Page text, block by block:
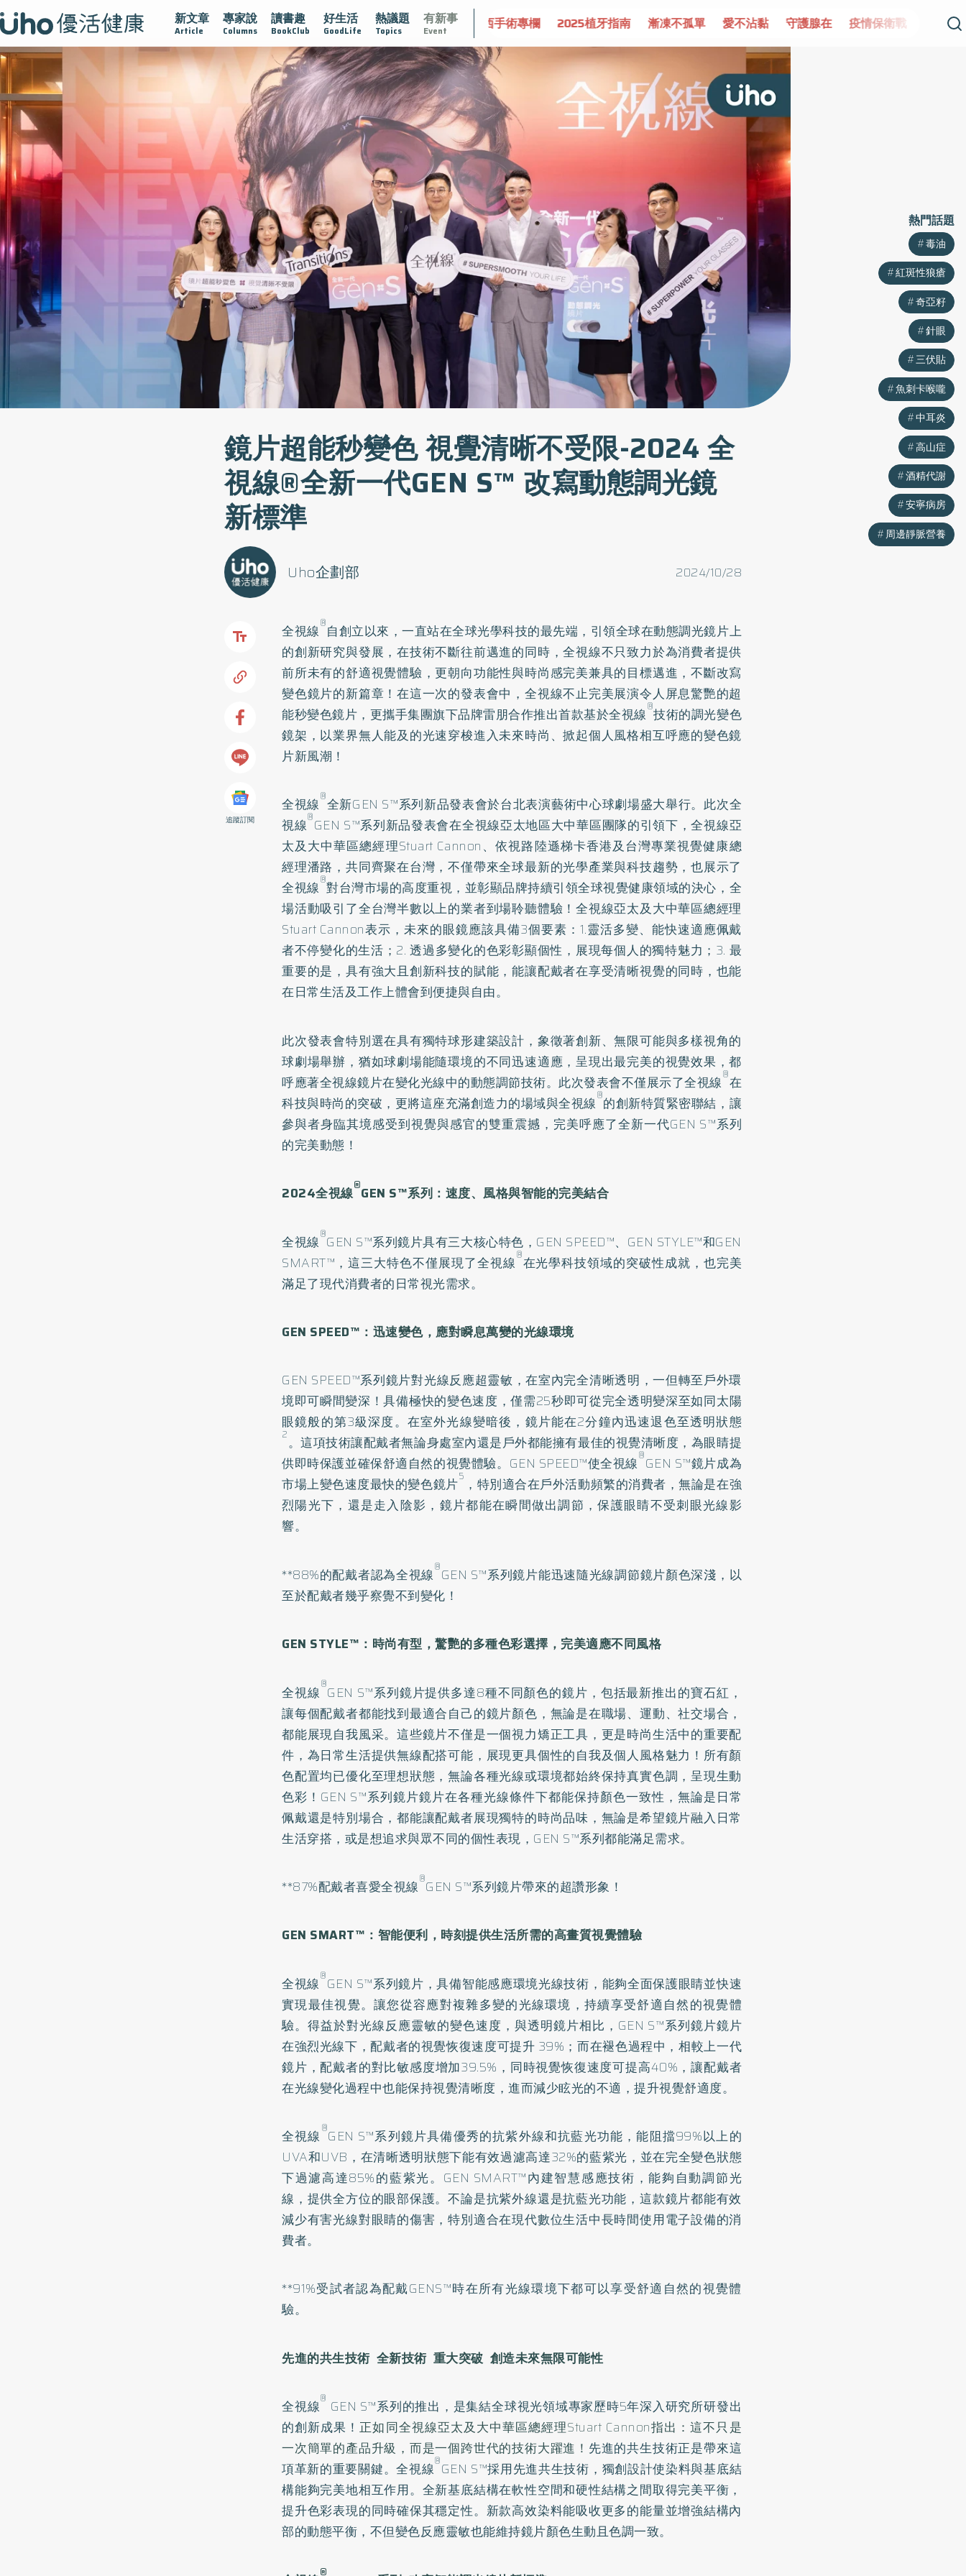
新文章
Article
專家說
Columns
讀書趣
BookClub
好生活
GoodLife
熱議題
Topics
有新事
Event
疫情保衛戰 再生醫學 愛的未來視 認識攝護腺肥大 守護骨骼健康 達文西手術專欄 2025植牙指南 漸凍不孤單 愛不沾黏 守護腺在 疫情保衛戰 再生醫學 愛的
鏡片超能秒變色 視覺清晰不受限-2024 全
視線®全新一代GEN S™ 改寫動態調光鏡
新標準
2024/10/28
Uho企劃部
追蹤訂閱
全視線®自創立以來，一直站在全球光學科技的最先端，引領全球在動態調光鏡片上
的創新研究與發展，在技術不斷往前邁進的同時，全視線不只致力於為消費者提供
前所未有的舒適視覺體驗，更朝向功能性與時尚感完美兼具的目標邁進，不斷改寫
變色鏡片的新篇章！在這一次的發表會中，全視線不止完美展演令人屏息驚艷的超
能秒變色鏡片，更攜手集團旗下品牌雷朋合作推出首款基於全視線®技術的調光變色
鏡架，以業界無人能及的光速穿梭進入未來時尚、掀起個人風格相互呼應的變色鏡
片新風潮！
全視線®全新GEN S™系列新品發表會於台北表演藝術中心球劇場盛大舉行。此次全
視線®GEN S™系列新品發表會在全視線亞太地區大中華區團隊的引領下，全視線亞
太及大中華區總經理Stuart Cannon、依視路陸遜梯卡香港及台灣專業視覺健康總
經理潘路，共同齊聚在台灣，不僅帶來全球最新的光學產業與科技趨勢，也展示了
全視線®對台灣市場的高度重視，並彰顯品牌持續引領全球視覺健康領域的決心，全
場活動吸引了全台灣半數以上的業者到場聆聽體驗！全視線亞太及大中華區總經理
Stuart Cannon表示，未來的眼鏡應該具備3個要素：1.靈活多變、能快速適應佩戴
者不停變化的生活；2. 透過多變化的色彩彰顯個性，展現每個人的獨特魅力；3. 最
重要的是，具有強大且創新科技的賦能，能讓配戴者在享受清晰視覺的同時，也能
在日常生活及工作上體會到便捷與自由。
此次發表會特別選在具有獨特球形建築設計，象徵著創新、無限可能與多樣視角的
球劇場舉辦，猶如球劇場能隨環境的不同迅速適應，呈現出最完美的視覺效果，都
呼應著全視線鏡片在變化光線中的動態調節技術。此次發表會不僅展示了全視線®在
科技與時尚的突破，更將這座充滿創造力的場域與全視線®的創新特質緊密聯結，讓
參與者身臨其境感受到視覺與感官的雙重震撼，完美呼應了全新一代GEN S™系列
的完美動態！
2024全視線®GEN S™系列：速度、風格與智能的完美結合
全視線®GEN S™系列鏡片具有三大核心特色，GEN SPEED™、GEN STYLE™和GEN
SMART™，這三大特色不僅展現了全視線®在光學科技領域的突破性成就，也完美
滿足了現代消費者的日常視光需求。
GEN SPEED™ ： 迅速變色，應對瞬息萬變的光線環境
GEN SPEED™系列鏡片對光線反應超靈敏，在室內完全清晰透明，一但轉至戶外環
境即可瞬間變深！具備極快的變色速度，僅需25秒即可從完全透明變深至如同太陽
眼鏡般的第3級深度。在室外光線變暗後，鏡片能在2分鐘內迅速退色至透明狀態
2。這項技術讓配戴者無論身處室內還是戶外都能擁有最佳的視覺清晰度，為眼睛提
供即時保護並確保舒適自然的視覺體驗。GEN SPEED™使全視線®GEN S™鏡片成為
市場上變色速度最快的變色鏡片5 ，特別適合在戶外活動頻繁的消費者，無論是在強
烈陽光下，還是走入陰影，鏡片都能在瞬間做出調節，保護眼睛不受刺眼光線影
響。
**88%的配戴者認為全視線®GEN S™系列鏡片能迅速隨光線調節鏡片顏色深淺，以
至於配戴者幾乎察覺不到變化！
GEN STYLE™：時尚有型，驚艷的多種色彩選擇，完美適應不同風格
全視線®GEN S™系列鏡片提供多達8種不同顏色的鏡片，包括最新推出的寶石紅，
讓每個配戴者都能找到最適合自己的鏡片顏色，無論是在職場、運動、社交場合，
都能展現自我風采。這些鏡片不僅是一個視力矯正工具，更是時尚生活中的重要配
件，為日常生活提供無線配搭可能，展現更具個性的自我及個人風格魅力！所有顏
色配置均已優化至理想狀態，無論各種光線或環境都始終保持真實色調，呈現生動
色彩！GEN S™系列鏡片鏡片在各種光線條件下都能保持顏色一致性，無論是日常
佩戴還是特別場合，都能讓配戴者展現獨特的時尚品味，無論是希望鏡片融入日常
生活穿搭，或是想追求與眾不同的個性表現，GEN S™系列都能滿足需求。
**87%配戴者喜愛全視線®GEN S™系列鏡片帶來的超讚形象！
GEN SMART™：智能便利，時刻提供生活所需的高畫質視覺體驗
全視線®GEN S™系列鏡片，具備智能感應環境光線技術，能夠全面保護眼睛並快速
實現最佳視覺。讓您從容應對複雜多變的光線環境，持續享受舒適自然的視覺體
驗。得益於對光線反應靈敏的變色速度，與透明鏡片相比，GEN S™系列鏡片鏡片
在強烈光線下，配戴者的視覺恢復速度可提升 39%；而在褪色過程中，相較上一代
鏡片，配戴者的對比敏感度增加39.5%，同時視覺恢復速度可提高40%，讓配戴者
在光線變化過程中也能保持視覺清晰度，進而減少眩光的不適，提升視覺舒適度。
全視線 ®GEN S™系列鏡片具備優秀的抗紫外線和抗藍光功能，能阻擋99%以上的
UVA和UVB，在清晰透明狀態下能有效過濾高達32%的藍紫光，並在完全變色狀態
下過濾高達85%的藍紫光。GEN SMART™內建智慧感應技術，能夠自動調節光
線，提供全方位的眼部保護。不論是抗紫外線還是抗藍光功能，這款鏡片都能有效
減少有害光線對眼睛的傷害，特別適合在現代數位生活中長時間使用電子設備的消
費者。
**91%受試者認為配戴GENS™時在所有光線環境下都可以享受舒適自然的視覺體
驗。
先進的共生技術 全新技術 重大突破 創造未來無限可能性
全視線® GEN S™系列的推出，是集結全球視光領域專家歷時5年深入研究所研發出
的創新成果！正如同全視線亞太及大中華區總經理Stuart Cannon指出：這不只是
一次簡單的產品升級，而是一個跨世代的技術大躍進！ 先進的共生技術正是帶來這
項革新的重要關鍵。全視線®GEN S™採用先進共生技術，獨創設計使染料與基底結
構能夠完美地相互作用。全新基底結構在軟性空間和硬性結構之間取得完美平衡，
提升色彩表現的同時確保其穩定性。新款高效染料能吸收更多的能量並增強結構內
部的動態平衡，不但變色反應靈敏也能維持鏡片顏色生動且色調一致。
®
熱門話題
毒油
紅斑性狼瘡
奇亞籽
針眼
三伏貼
魚刺卡喉嚨
中耳炎
高山症
酒精代謝
安寧病房
周邊靜脈營養